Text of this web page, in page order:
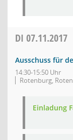
DI 07.11.2017
Ausschuss für
14:30-15:50 Uhr
Rotenburg,
Einladung